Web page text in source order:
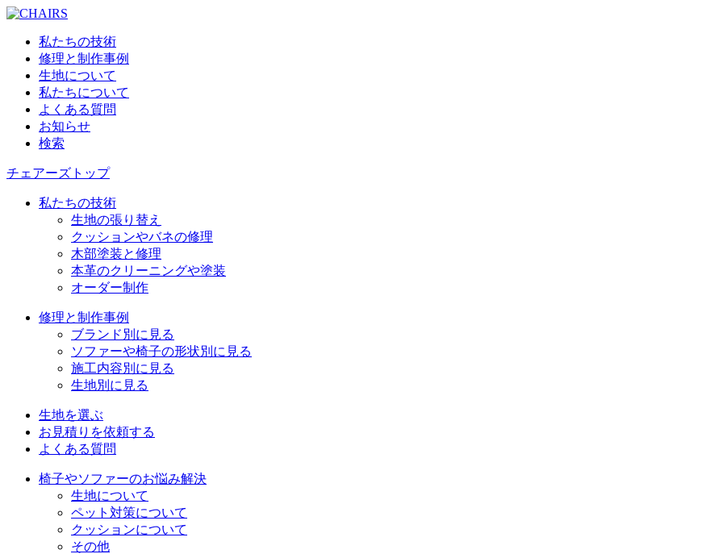
私たちの技術
修理と制作事例
生地について
私たちについて
よくある質問
お知らせ
検索
チェアーズトップ
私たちの技術
生地の張り替え
クッションやバネの修理
木部塗装と修理
本革のクリーニングや塗装
オーダー制作
修理と制作事例
ブランド別に見る
ソファーや椅子の形状別に見る
施工内容別に見る
生地別に見る
生地を選ぶ
お見積りを依頼する
よくある質問
椅子やソファーのお悩み解決
生地について
ペット対策について
クッションについて
その他